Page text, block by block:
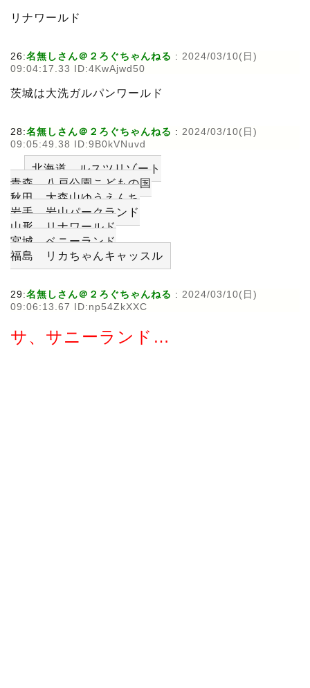
リナワールド
26:名無しさん＠２ろぐちゃんねる : 2024/03/10(日)
09:04:17.33 ID:4KwAjwd50
茨城は大洗ガルパンワールド
28:名無しさん＠２ろぐちゃんねる : 2024/03/10(日)
09:05:49.38 ID:9B0kVNuvd
北海道 ルスツリゾート
青森 八戸公園こどもの国
秋田 大森山ゆうえんち
岩手 岩山パークランド
山形 リナワールド
宮城 ベニーランド
福島 リカちゃんキャッスル
29:名無しさん＠２ろぐちゃんねる : 2024/03/10(日)
09:06:13.67 ID:np54ZkXXC
サ、サニーランド…